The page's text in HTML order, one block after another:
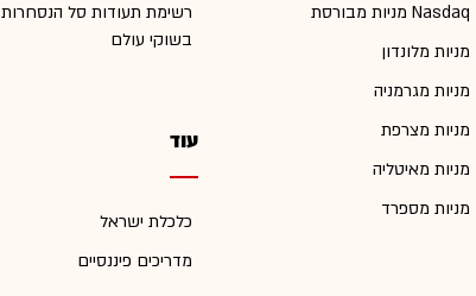
מניות מבורסת Nasdaq
מניות מלונדון
מניות מגרמניה
מניות מצרפת
מניות מאיטליה
מניות מספרד
רשימת תעודות סל הנסחרות
בשוקי עולם
עוד
כלכלת ישראל
מדריכים פיננסיים